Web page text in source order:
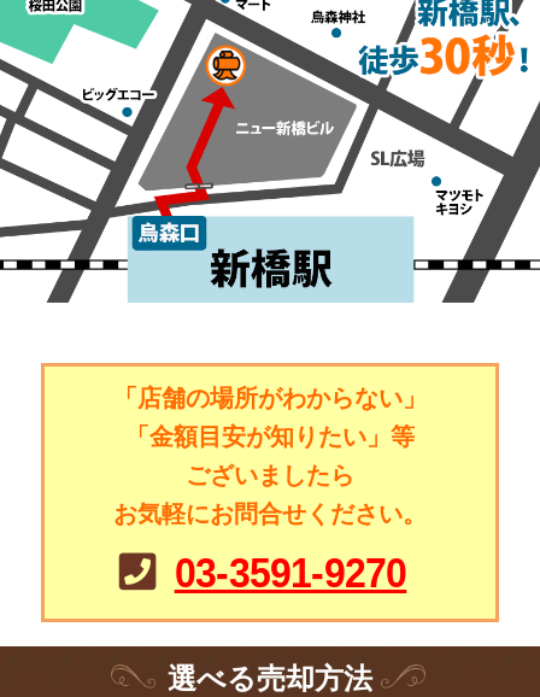
「店舗の場所がわからない」
「金額目安が知りたい」等
ございましたら
お気軽にお問合せください。
03-3591-9270
選べる売却方法